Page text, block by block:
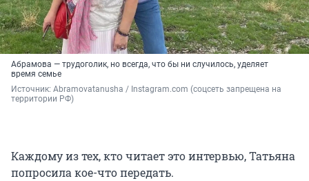
Абрамова — трудоголик, но всегда, что бы ни случилось, уделяет
время семье
Источник: Abramovatanusha / Instagram.com (соцсеть запрещена на
территории РФ)
Каждому из тех, кто читает это интервью, Татьяна
попросила кое-что передать.